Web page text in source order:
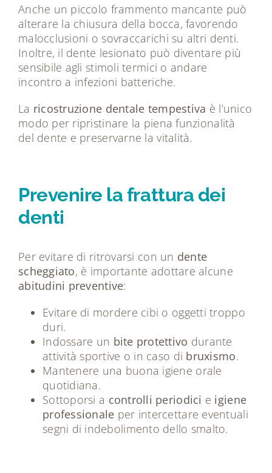
Anche un piccolo frammento mancante può
alterare la chiusura della bocca, favorendo
malocclusioni o sovraccarichi su altri denti.
Inoltre, il dente lesionato può diventare più
sensibile agli stimoli termici o andare
incontro a infezioni batteriche.
La ricostruzione dentale tempestiva è l’unico
modo per ripristinare la piena funzionalità
del dente e preservarne la vitalità.
Prevenire la frattura dei
denti
Per evitare di ritrovarsi con un dente
scheggiato, è importante adottare alcune
abitudini preventive:
Evitare di mordere cibi o oggetti troppo
duri.
Indossare un bite protettivo durante
attività sportive o in caso di bruxismo.
Mantenere una buona igiene orale
quotidiana.
Sottoporsi a controlli periodici e igiene
professionale per intercettare eventuali
segni di indebolimento dello smalto.